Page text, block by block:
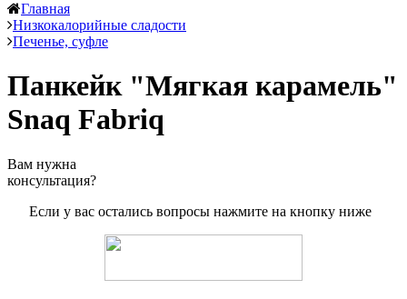
Главная
Низкокалорийные сладости
Печенье, суфле
Панкейк "Мягкая карамель"
Snaq Fabriq
Вам нужна
консультация?
Если у вас остались вопросы нажмите на кнопку ниже